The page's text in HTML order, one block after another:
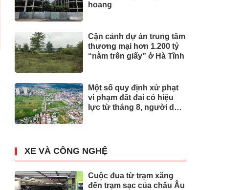
hoang
Cận cảnh dự án trung tâm
thương mại hơn 1.200 tỷ
“nằm trên giấy” ở Hà Tĩnh
Một số quy định xử phạt
vi phạm đất đai có hiệu
lực từ tháng 8, người dân
XE VÀ CÔNG NGHỆ
Cuộc đua từ trạm xăng
đến trạm sạc của châu Âu